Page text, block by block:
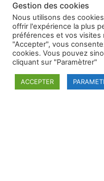
SFDI
Gestion des cookies
Nous utilisons des
offrir l'expérience la plus
préférences et vos visites
"Accepter", vous
cookies. Vous pouvez
cliquant sur "Paramètrer"
ACCEPTER